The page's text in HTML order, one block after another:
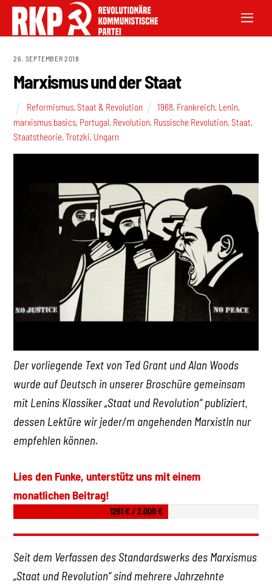
26. SEPTEMBER 2018
Marxismus und der Staat
Reformismus, Staat & Revolution 1968, Frankreich, Lenin,
marxismus basics, Portugal, Revolution, Russische Revolution,Staat,
Staatstheorie,Trotzki, Ungarn
Der vorliegende Text von Ted Grant und Alan Woods
wurde auf Deutsch in unserer Broschüre gemeinsam
mit Lenins Klassiker „Staat und Revolution“ publiziert,
dessen Lektüre wir jeder/m angehenden MarxistIn nur
empfehlen können.
Lies den Funke, unterstütz uns mit einem
monatlichen Beitrag!
1261 € / 2.000 €
Seit dem Verfassen des Standardswerks des Marxismus
„Staat und Revolution“ sind mehrere Jahrzehnte